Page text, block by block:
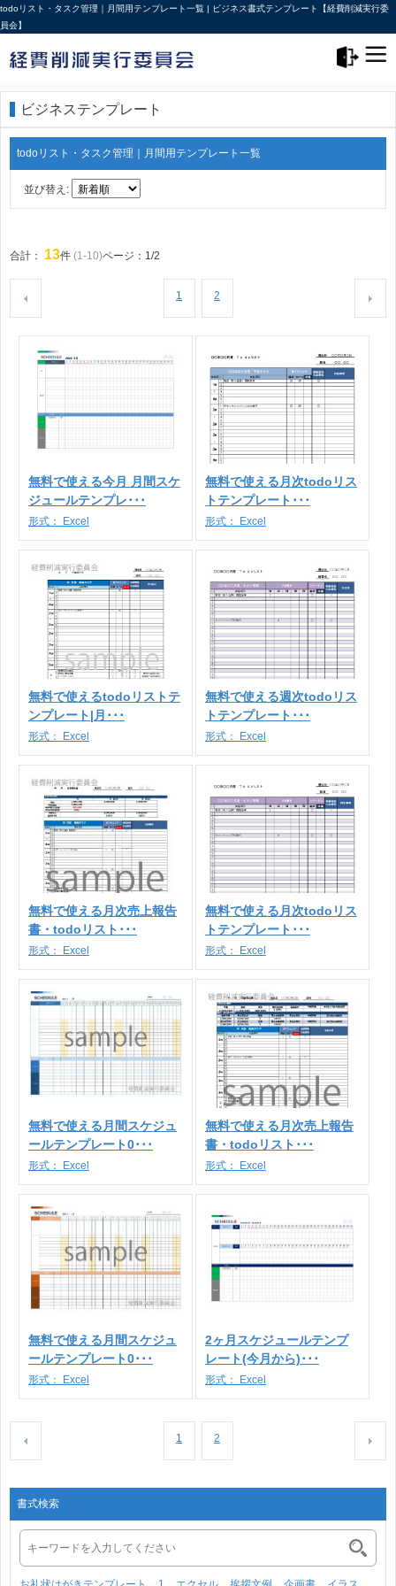
todoリスト・タスク管理｜月間用テンプレート一覧 | ビジネス書式テンプレート【経費削減実行委
員会】
ビジネステンプレート
todoリスト・タスク管理｜月間用テンプレート一覧
並び替え:
合計： 13件 (1-10)ページ：1/2
1 2
無料で使える今月 月間スケ
ジュールテンプレ･･･
形式： Excel
無料で使える月次todoリス
トテンプレート･･･
形式： Excel
無料で使えるtodoリストテ
ンプレート|月･･･
形式： Excel
無料で使える週次todoリス
トテンプレート･･･
形式： Excel
無料で使える月次売上報告
書・todoリスト･･･
形式： Excel
無料で使える月次todoリス
トテンプレート･･･
形式： Excel
無料で使える月間スケジュ
ールテンプレート0･･･
形式： Excel
無料で使える月次売上報告
書・todoリスト･･･
形式： Excel
無料で使える月間スケジュ
ールテンプレート0･･･
形式： Excel
2ヶ月スケジュールテンプ
レート(今月から)･･･
形式： Excel
1 2
書式検索